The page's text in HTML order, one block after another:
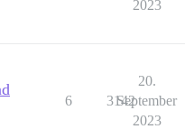
2023
6 3142
20.
September
2023